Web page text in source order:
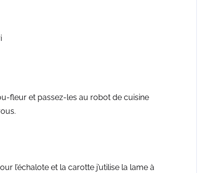
fleur et passez-les au robot de cuisine
l’échalote et la carotte j’utilise la lame à